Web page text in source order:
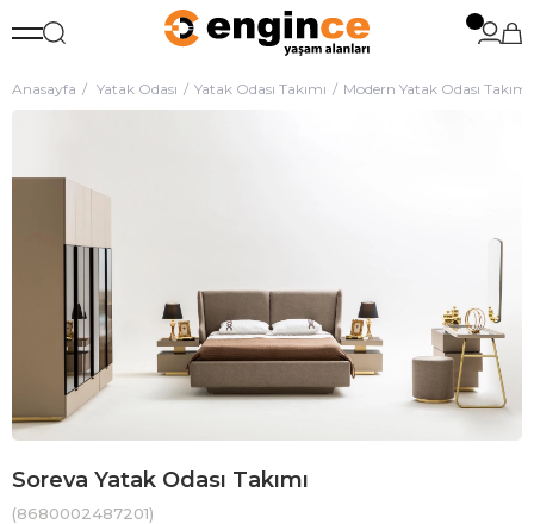
Anasayfa Yatak Odası Yatak Odası Takımı Modern Yatak Odası Takımı
Soreva Yatak Odası Takımı
(8680002487201)